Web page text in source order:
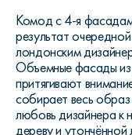
Комод с 4-я
результат
лондонским
Объемные фасады из
притягивают
собирает весь
любовь дизайнера к
дереву и